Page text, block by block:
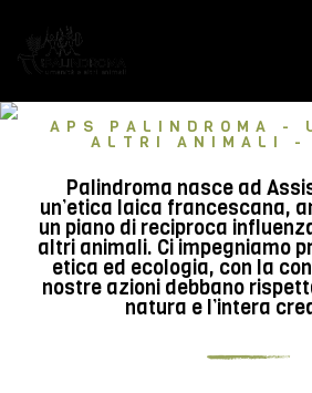
APS PALINDROMA -
ALTRI ANIMALI -
Palindroma nasce ad
un’etica laica francescana,
un piano di reciproca
altri animali. Ci impegniamo
etica ed ecologia, con la
nostre azioni debbano
natura e l’intera